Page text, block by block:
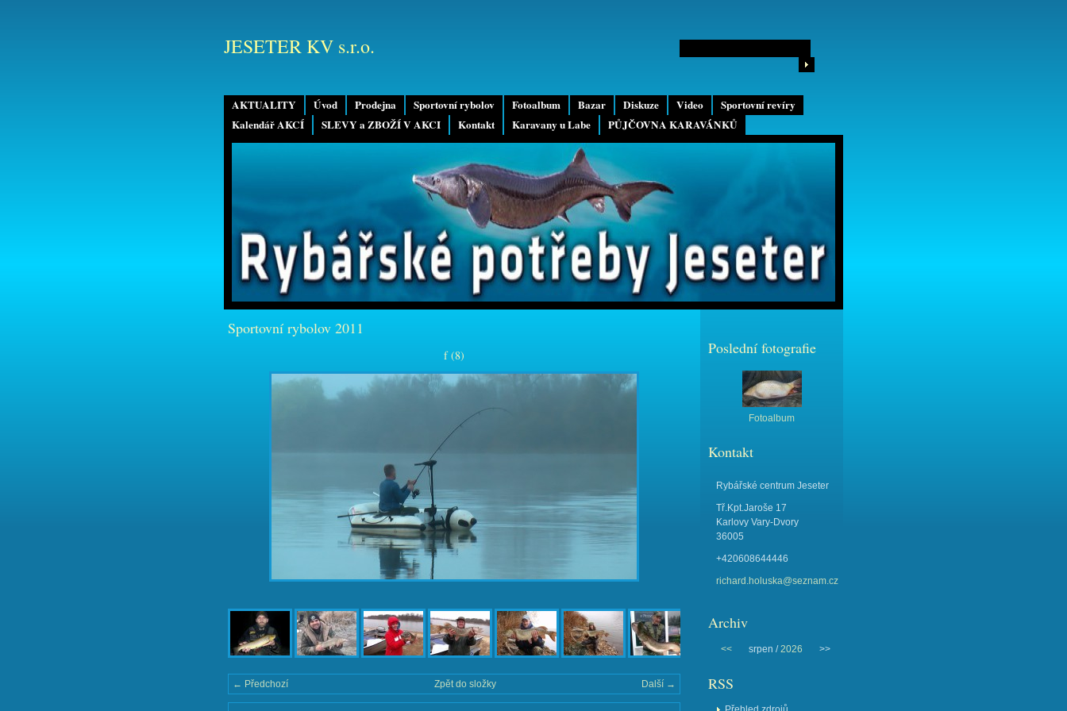
AKTUALITY Úvod Prodejna Sportovní rybolov Fotoalbum Bazar Diskuze Video
Sportovní revíry
Kalendář AKCÍ
SLEVY a ZBOŽÍ V AKCI Kontakt Karavany u Labe PŮJČOVNA KARAVÁNKŮ
JESETER KV s.r.o.
Sportovní rybolov 2011
f (8)
← Předchozí Další →
Zpět do složky
Poslední fotografie
Fotoalbum
Kontakt
Rybářské centrum Jeseter
Tř.Kpt.Jaroše 17
Karlovy Vary-Dvory
36005
+420608644446
richard.holuska@seznam.cz
Archiv
<< srpen /2026 >>
RSS